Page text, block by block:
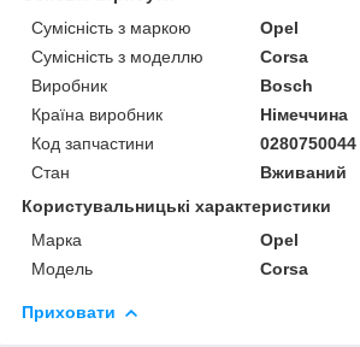
Сумісність з маркою
Opel
Сумісність з моделлю
Corsa
Виробник
Bosch
Країна виробник
Німеччина
Код запчастини
0280750044
Стан
Вживаний
Користувальницькі характеристики
Марка
Opel
Модель
Corsa
Приховати